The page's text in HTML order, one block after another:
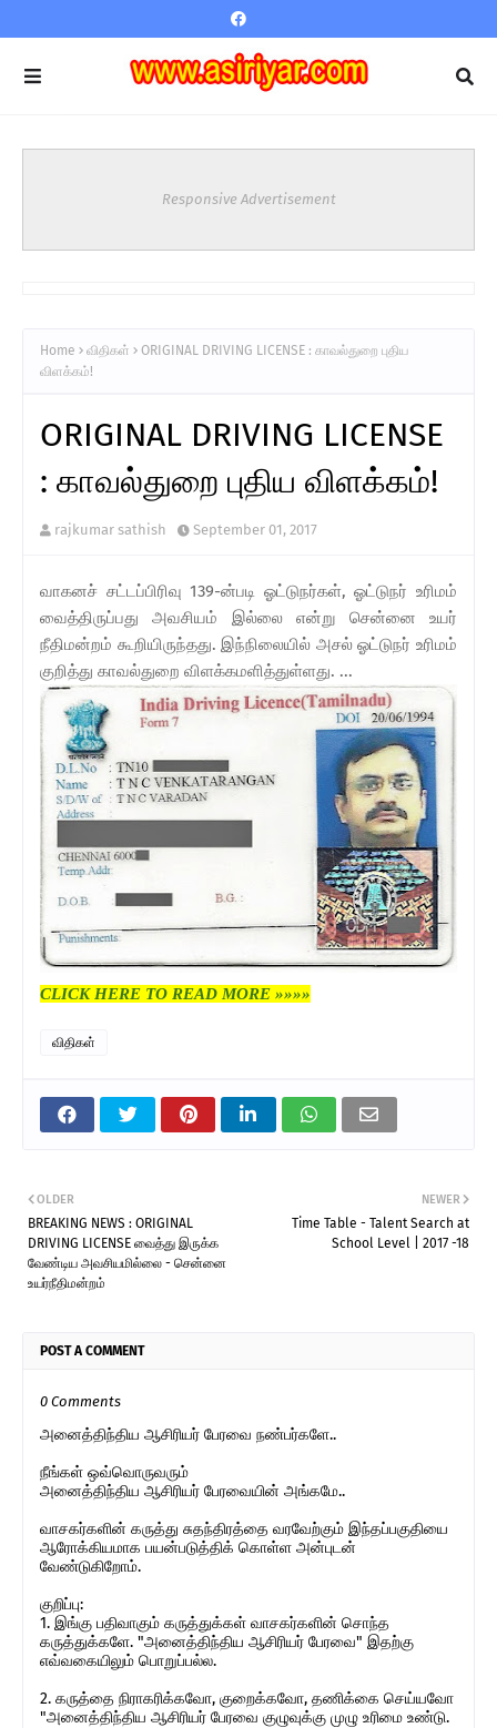
Responsive Advertisement
Home விதிகள்
ORIGINAL DRIVING LICENSE : காவல்துறை புதிய
விளக்கம்!
ORIGINAL DRIVING LICENSE
: காவல்துறை புதிய விளக்கம்!
rajkumar sathish September 01, 2017
வாகனச் சட்டப்பிரிவு 139-ன்படி ஓட்டுநர்கள், ஓட்டுநர் உரிமம்
வைத்திருப்பது அவசியம் இல்லை என்று சென்னை உயர்
நீதிமன்றம் கூறியிருந்தது. இந்நிலையில் அசல் ஓட்டுநர் உரிமம்
குறித்து காவல்துறை விளக்கமளித்துள்ளது. ...
CLICK HERE TO READ MORE »»»»
விதிகள்
NEWER
Time Table - Talent Search at
School Level | 2017 -18
OLDER
BREAKING NEWS : ORIGINAL
DRIVING LICENSE வைத்து இருக்க
வேண்டிய அவசியமில்லை - சென்னை
உயர்நீதிமன்றம்
POST A COMMENT
0 Comments
அனைத்திந்திய ஆசிரியர் பேரவை நண்பர்களே..
நீங்கள் ஒவ்வொருவரும்
அனைத்திந்திய ஆசிரியர் பேரவையின் அங்கமே..
வாசகர்களின் கருத்து சுதந்திரத்தை வரவேற்கும் இந்தப்பகுதியை
ஆரோக்கியமாக பயன்படுத்திக் கொள்ள அன்புடன்
வேண்டுகிறோம்.
குறிப்பு:
1. இங்கு பதிவாகும் கருத்துக்கள் வாசகர்களின் சொந்த
கருத்துக்களே. "அனைத்திந்திய ஆசிரியர் பேரவை" இதற்கு
எவ்வகையிலும் பொறுப்பல்ல.
2. கருத்தை நிராகரிக்கவோ, குறைக்கவோ, தணிக்கை செய்யவோ
"அனைத்திந்திய ஆசிரியர் பேரவை குழுவுக்கு முழு உரிமை உண்டு.